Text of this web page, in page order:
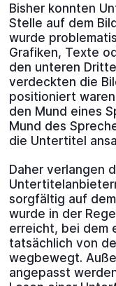
Bisher konnten
Stelle auf dem
wurde
Grafiken, Texte
den unteren
verdeckten die
positioniert
den Mund eines
Mund des
die Untertitel
Daher verlangen
sorgfältig auf
wurde in der
erreicht, bei dem
tatsächlich von
wegbewegt.
angepasst